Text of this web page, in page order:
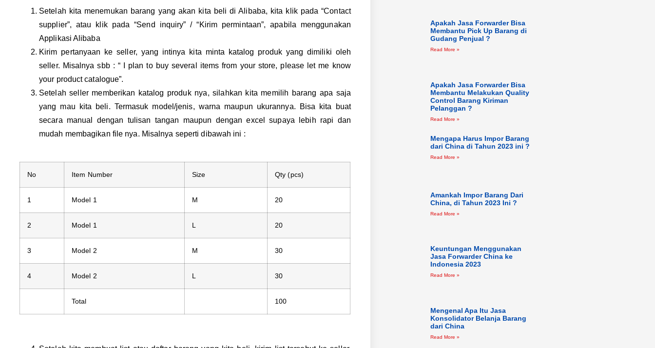
Setelah kita menemukan barang yang akan kita beli di Alibaba, kita klik pada “Contact
supplier”, atau klik pada “Send inquiry” / “Kirim permintaan”, apabila menggunakan
Applikasi Alibaba
Kirim pertanyaan ke seller, yang intinya kita minta katalog produk yang dimiliki oleh
seller. Misalnya sbb : “ I plan to buy several items from your store, please let me know
your product catalogue”.
Setelah seller memberikan katalog produk nya, silahkan kita memilih barang apa saja
yang mau kita beli. Termasuk model/jenis, warna maupun ukurannya. Bisa kita buat
secara manual dengan tulisan tangan maupun dengan excel supaya lebih rapi dan
mudah membagikan file nya. Misalnya seperti dibawah ini :
No Item Number Size Qty (pcs)
1 Model 1 M 20
2 Model 1 L 20
3 Model 2 M 30
4 Model 2 L 30
Total 100
Apakah Jasa Forwarder Bisa
Membantu Pick Up Barang di
Gudang Penjual ?
Read More »
Apakah Jasa Forwarder Bisa
Membantu Melakukan Quality
Control Barang Kiriman
Pelanggan ?
Read More »
Mengapa Harus Impor Barang
dari China di Tahun 2023 ini ?
Read More »
Amankah Impor Barang Dari
China, di Tahun 2023 Ini ?
Read More »
Keuntungan Menggunakan
Jasa Forwarder China ke
Indonesia 2023
Read More »
Mengenal Apa Itu Jasa
Konsolidator Belanja Barang
dari China
Read More »